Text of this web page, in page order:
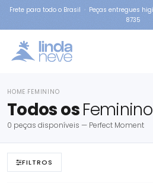
Frete para todo o Brasil · Peças entregues
8735
HOME FEMININO
Todos osFeminino
0 peças disponíveis — Perfect Moment
FILTROS